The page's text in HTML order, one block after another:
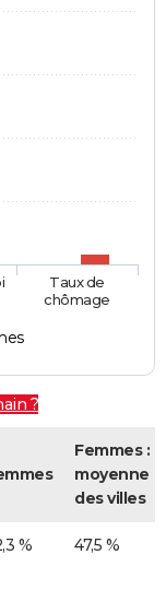
Taux de
chômage
?
Femmes :
moyenne
des villes
% 47,5 %